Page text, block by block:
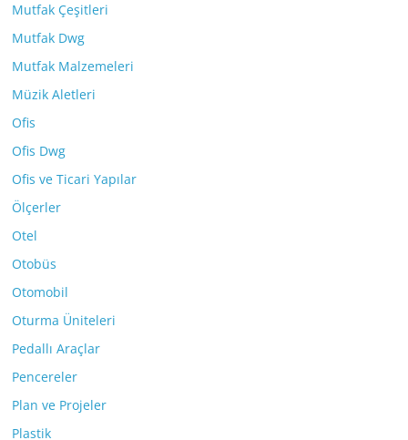
Mutfak Çeşitleri
Mutfak Dwg
Mutfak Malzemeleri
Müzik Aletleri
Ofis
Ofis Dwg
Ofis ve Ticari Yapılar
Ölçerler
Otel
Otobüs
Otomobil
Oturma Üniteleri
Pedallı Araçlar
Pencereler
Plan ve Projeler
Plastik